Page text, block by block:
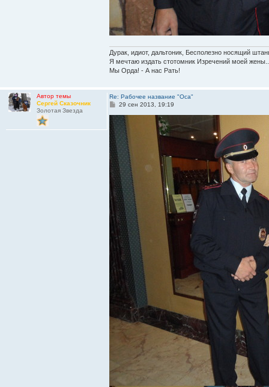
Дурак, идиот, дальтоник, Бесполезно носящий
Я мечтаю издать стотомник Изречений моей
Мы Орда! - А нас Рать!
Автор темы
Сергей Сказочник
Золотая Звезда
Re: Рабочее название "Оса"
С
н
е
29 сен 2013, 19:19